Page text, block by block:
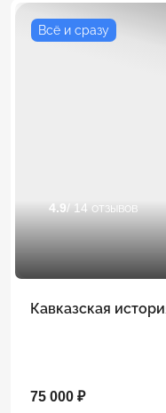
Всё и сразу
4.9 / 14 отзывов
Кавказская
75 000 ₽